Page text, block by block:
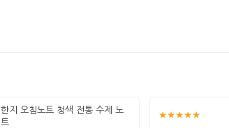
한지 오침노트 청색 전통 수제 노
트
★★★★★